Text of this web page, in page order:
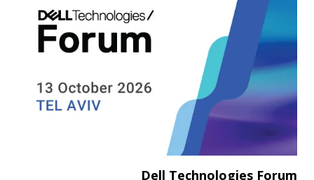
Dell Technologies Forum